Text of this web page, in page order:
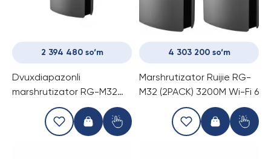
2 394 480 so‘m
Dvuхdiapazonli
marshrutizator RG-M32
PRO 3200M Wi-Fi 6
4 303 200 so‘m
Marshrutizator Ruijie RG-
M32 (2PACK) 3200M Wi-Fi 6